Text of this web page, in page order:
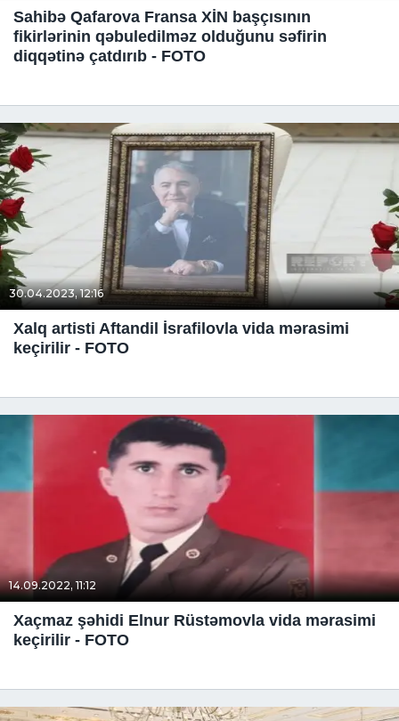
Sahibə Qafarova Fransa XİN başçısının
fikirlərinin qəbuledilməz olduğunu səfirin
diqqətinə çatdırıb - FOTO
30.04.2023, 12:16
Xalq artisti Aftandil İsrafilovla vida mərasimi
keçirilir - FOTO
14.09.2022, 11:12
Xaçmaz şəhidi Elnur Rüstəmovla vida mərasimi
keçirilir - FOTO